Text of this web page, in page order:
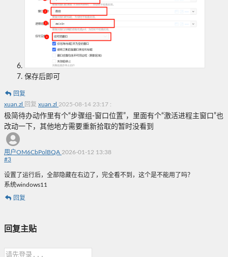
保存后即可
回复
xuan.zl
回复 xuan.zl 2025-08-14 23:17 :
极简待办动作里有个“步骤组-窗口位置”，里面有个“激活进程主窗口”也
改动一下，其他地方需要重新拾取的暂时没看到
用户OM6CbPolBQA 2026-01-12 13:38
#3
设置了运行后，全部隐藏在右边了，完全看不到，这个是不能用了吗？
系统windows11
回复
回复主贴